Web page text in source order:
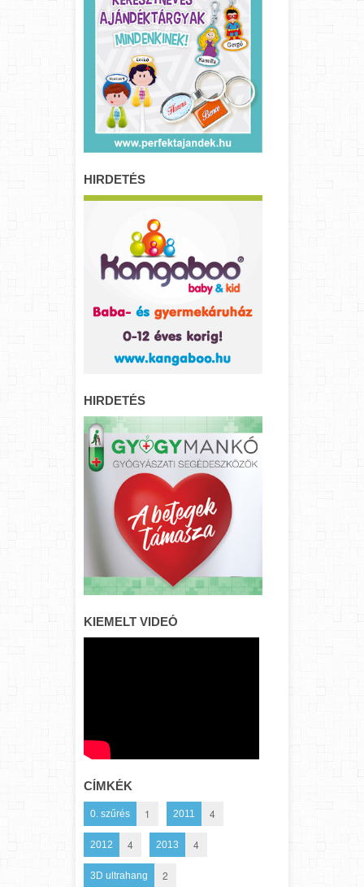
HIRDETÉS
HIRDETÉS
KIEMELT VIDEÓ
CÍMKÉK
0. szűrés 1 2011 4
2012 4 2013 4
3D ultrahang 2